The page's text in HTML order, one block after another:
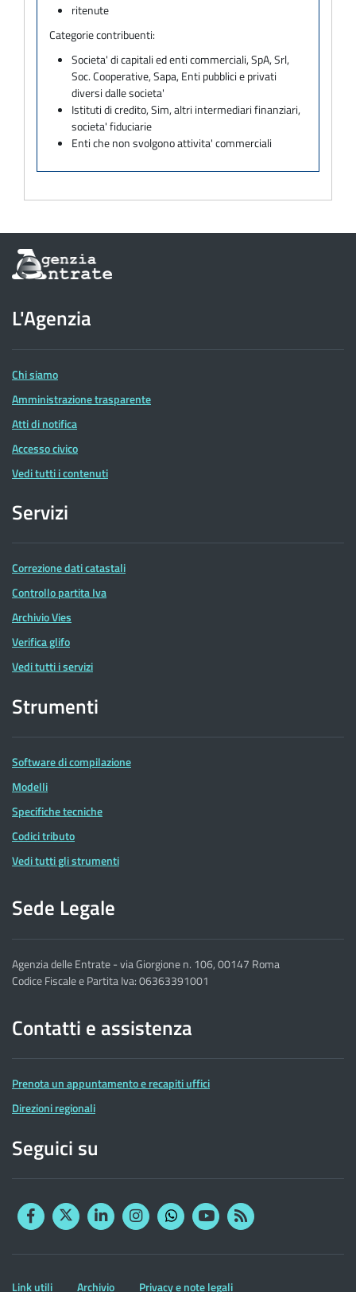
ritenute
Categorie contribuenti:
Societa' di capitali ed enti commerciali, SpA, Srl,
Soc. Cooperative, Sapa, Enti pubblici e privati
diversi dalle societa'
Istituti di credito, Sim, altri intermediari finanziari,
societa' fiduciarie
Enti che non svolgono attivita' commerciali
Informazioni
sul
dell'Agenzia
delle
Entrate
L'Agenzia
Chi siamo
Amministrazione trasparente
Atti di notifica
Accesso civico
Vedi tutti i contenuti
Servizi
Correzione dati catastali
Controllo partita Iva
Archivio Vies
Verifica glifo
Vedi tutti i servizi
Strumenti
Software di compilazione
Modelli
Specifiche tecniche
Codici tributo
Vedi tutti gli strumenti
Sede Legale
Agenzia delle Entrate - via Giorgione n. 106, 00147 Roma
Codice Fiscale e Partita Iva: 06363391001
Contatti e assistenza
Prenota un appuntamento e recapiti uffici
Direzioni regionali
Seguici su
FacebookTwitterLinkedinInstagram
YouTubeRSS
Altre
Link utili Archivio Privacy e note legali